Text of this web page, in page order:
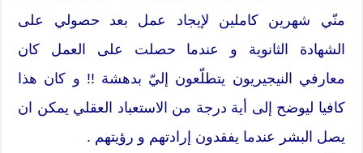
منّي شهرين كاملين لإيجاد عمل بعد حصولي على
الشهادة الثانوية و عندما حصلت على العمل كان
معارفي النيجيريون يتطلّعون إليّ بدهشة !! و كان هذا
كافيا ليوضح إلى أية درجة من الاستعباد العقلي يمكن ان
يصل البشر عندما يفقدون إرادتهم و رؤيتهم .